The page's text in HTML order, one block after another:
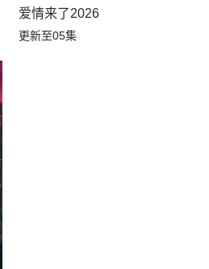
爱情来了2026
更新至05集